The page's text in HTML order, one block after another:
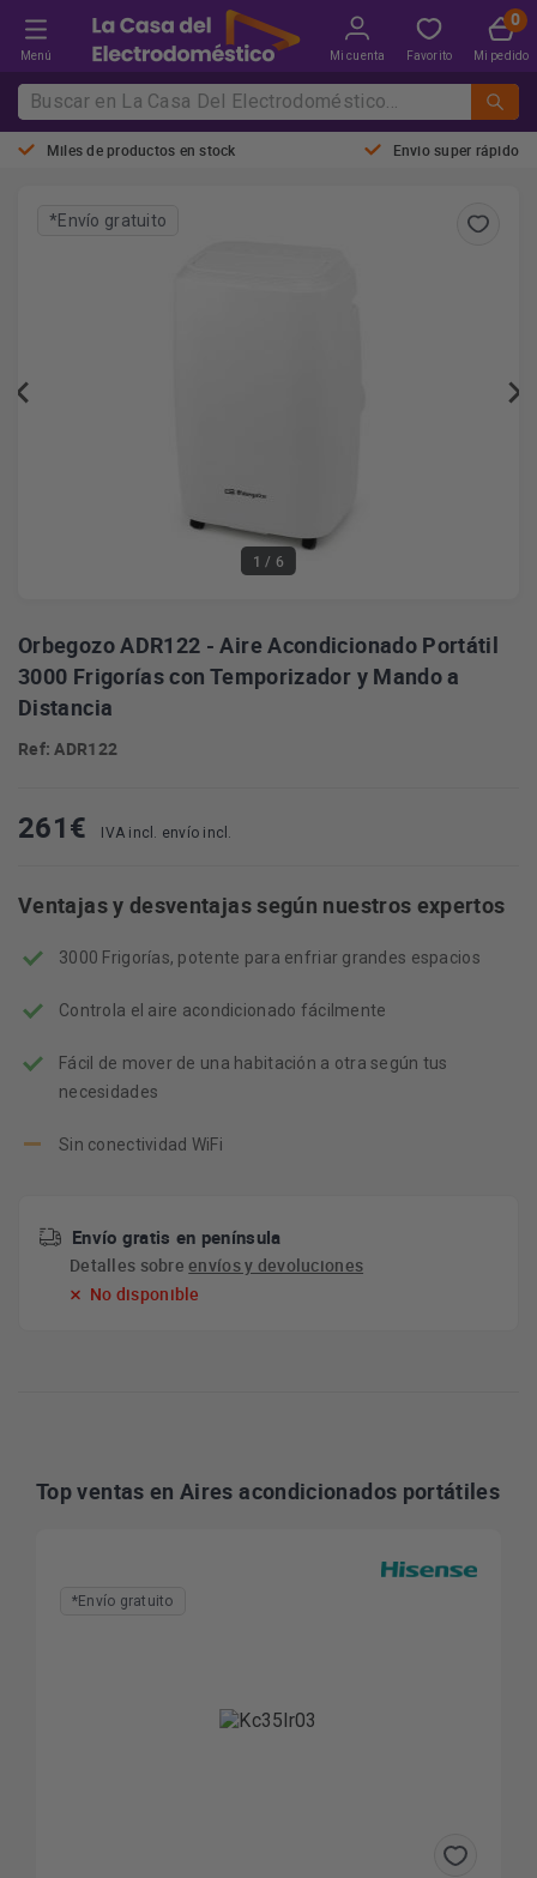
Menú Mi cuenta Favorito Mi pedido
Miles de productos en stock Envio super rápido
1 / 6
*Envío gratuito
Orbegozo ADR122 - Aire Acondicionado Portátil
3000 Frigorías con Temporizador y Mando a
Distancia
Ref: ADR122
261€ IVA incl. envío incl.
Ventajas y desventajas según nuestros expertos
3000 Frigorías, potente para enfriar grandes espacios
Controla el aire acondicionado fácilmente
Fácil de mover de una habitación a otra según tus
necesidades
Sin conectividad WiFi
Envío gratis en península
Detalles sobreenvíos y devoluciones
No disponible
Top ventas en Aires acondicionados portátiles
*Envío gratuito